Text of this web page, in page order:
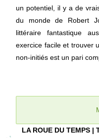
un potentiel, il y a de
du monde de Robert
littéraire fantastique
exercice facile et trouver
non-initiés est un pari
LA ROUE DU TEMPS |